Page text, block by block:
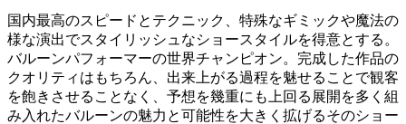
国内最高のスピードとテクニック、特殊なギミックや魔法の
様な演出でスタイリッシュなショースタイルを得意とする。
バルーンパフォーマーの世界チャンピオン。完成した作品の
クオリティはもちろん、出来上がる過程を魅せることで観客
を飽きさせることなく、予想を幾重にも上回る展開を多く組
み入れたバルーンの魅力と可能性を大きく拡げるそのショー